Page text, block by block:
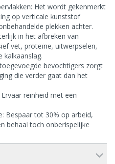
Het wordt gekenmerkt
op verticale kunststof
plekken achter.
in het afbreken van
vet, proteïne, uitwerpselen,
kalkaanslag.
bevochtigers zorgt
die verder gaat dan het
reinheid met een
Bespaar tot 30% op arbeid,
behaal toch onberispelijke